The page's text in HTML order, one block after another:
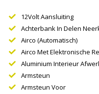
12Volt Aansluiting
Achterbank In Delen
Airco (automatisch)
Airco Met Elektronische
Aluminium Interieur
Armsteun
Armsteun Voor